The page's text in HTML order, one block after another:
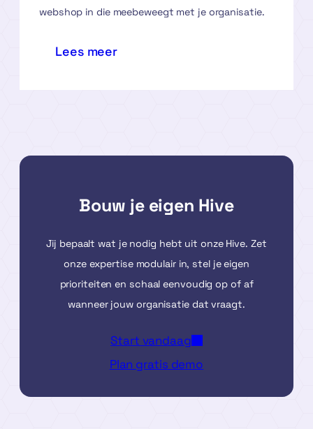
webshop in die meebeweegt met je organisatie.
Lees meer:
Bouw je eigen Hive
Jij bepaalt wat je nodig hebt uit onze Hive. Zet
onze expertise modulair in, stel je eigen
prioriteiten en schaal eenvoudig op of af
wanneer jouw organisatie dat vraagt.
Start vandaag
Plan gratis demo